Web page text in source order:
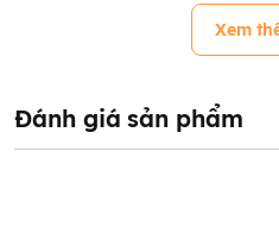
Xem
Đánh giá sản phẩm